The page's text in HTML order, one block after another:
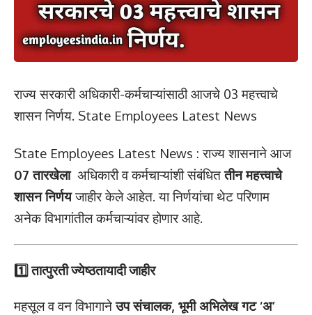
राज्य सरकारी अधिकारी-कर्मचाऱ्यांसाठी आजचे 03 महत्त्वाचे
शासन निर्णय. State Employees Latest News
State Employees Latest News : राज्य शासनाने आज
07 तारखेला अधिकारी व कर्मचाऱ्यांशी संबंधिततीन महत्त्वाचे
शासन निर्णयजाहीर केले आहेत. या निर्णयांचा थेट परिणाम
अनेक विभागांतील कर्मचाऱ्यांवर होणार आहे.
1️⃣ तात्पुरती ज्येष्ठतायादी जाहीर
महसूल व वन विभागानेउप संचालक, भूमी अभिलेख गट ‘अ’